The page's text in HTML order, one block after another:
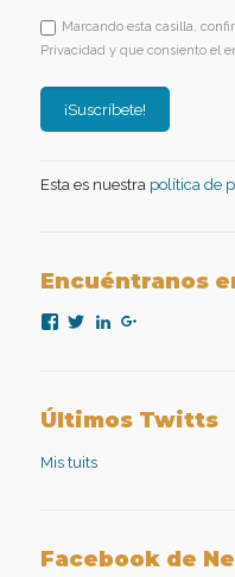
Marcando esta casilla,
Privacidad y que consiento el
Esta es nuestra política de
Encuéntranos
Ver
Facebook
Ver
Twitter
Ver
aplicadaGoogle+
Últimos Twitts
Mis tuits
Facebook de